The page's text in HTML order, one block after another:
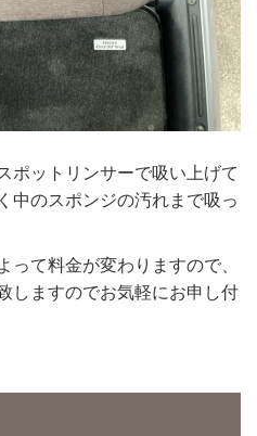
ポットリンサーで吸い上げて
中のスポンジの汚れまで吸っ
て料金が変わりますので、
しますのでお気軽にお申し付